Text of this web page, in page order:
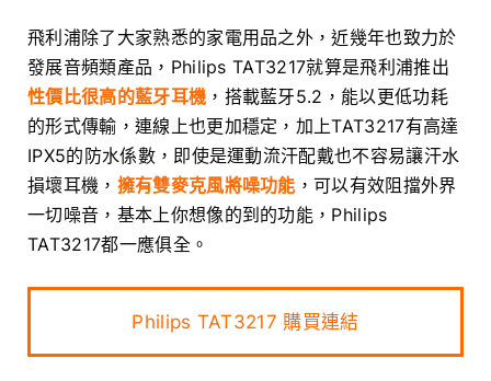
飛利浦除了大家熟悉的家電用品之外，近幾年也致力於
發展音頻類產品，Philips TAT3217就算是飛利浦推出
性價比很高的藍牙耳機 ，搭載藍牙5.2，能以更低功耗
的形式傳輸，連線上也更加穩定，加上TAT3217有高達
IPX5的防水係數，即使是運動流汗配戴也不容易讓汗水
損壞耳機， 擁有雙麥克風將噪功能 ，可以有效阻擋外界
一切噪音，基本上你想像的到的功能，Philips
TAT3217都一應俱全。
Philips TAT3217 購買連結